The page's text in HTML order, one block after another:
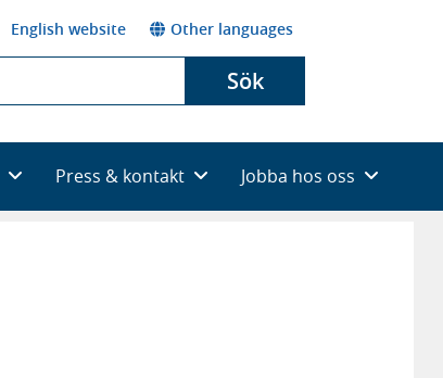
English website Other languages
Sök
Press & kontakt Jobba hos oss